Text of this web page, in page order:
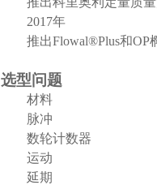
2017年
推出Flowal®Plus和OP
选型问题
材料
脉冲
数轮计数器
运动
延期